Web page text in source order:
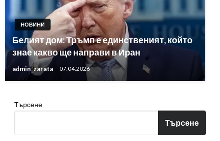
НОВИНИ
Белият дом: Тръмп е единственият, който
знае какво ще направи в Иран
admin_zarata 07.04.2026
Търсене
Търсене